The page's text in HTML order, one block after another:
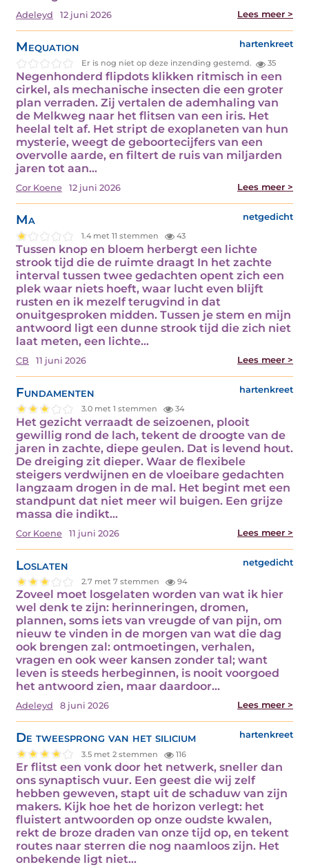
Adeleyd 12 juni 2026 Lees meer >
Mequation hartenkreet
Er is nog niet op deze inzending gestemd. 35
Negenhonderd flipdots klikken ritmisch in een
cirkel, als mechanische insecten die een groter
plan verraden. Zij vertalen de ademhaling van
de Melkweg naar het flitsen van een iris. Het
heelal telt af. Het stript de exoplaneten van hun
mysterie, weegt de geboortecijfers van een
overvolle aarde, en filtert de ruis van miljarden
jaren tot aan…
Cor Koene 12 juni 2026 Lees meer >
Ma netgedicht
1.4 met 11 stemmen 43
Tussen knop en bloem herbergt een lichte
strook tijd die de ruimte draagt In het zachte
interval tussen twee gedachten opent zich een
plek waar niets hoeft, waar lucht even blijft
rusten en ik mezelf terugvind in dat
onuitgesproken midden. Tussen je stem en mijn
antwoord ligt een dunne strook tijd die zich niet
laat meten, een lichte…
CB 11 juni 2026 Lees meer >
Fundamenten hartenkreet
3.0 met 1 stemmen 34
Het gezicht verraadt de seizoenen, plooit
gewillig rond de lach, tekent de droogte van de
jaren in zachte, diepe geulen. Dat is levend hout.
De dreiging zit dieper. Waar de flexibele
steigers verdwijnen en de vloeibare gedachten
langzaam drogen in de mal. Het begint met een
standpunt dat niet meer wil buigen. Een grijze
massa die indikt…
Cor Koene 11 juni 2026 Lees meer >
Loslaten netgedicht
2.7 met 7 stemmen 94
Zoveel moet losgelaten worden van wat ik hier
wel denk te zijn: herinneringen, dromen,
plannen, soms iets van vreugde of van pijn, om
nieuw te vinden in de morgen van wat die dag
ook brengen zal: ontmoetingen, verhalen,
vragen en ook weer kansen zonder tal; want
leven is steeds herbeginnen, is nooit voorgoed
het antwoord zien, maar daardoor…
Adeleyd 8 juni 2026 Lees meer >
De tweesprong van het silicium hartenkreet
3.5 met 2 stemmen 116
Er flitst een vonk door het netwerk, sneller dan
ons synaptisch vuur. Een geest die wij zelf
hebben geweven, stapt uit de schaduw van zijn
makers. Kijk hoe het de horizon verlegt: het
fluistert antwoorden op onze oudste kwalen,
rekt de broze draden van onze tijd op, en tekent
routes naar sterren die nog naamloos zijn. Het
onbekende ligt niet…